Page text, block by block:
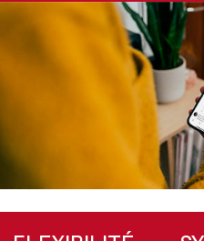
Primary
Sidebar